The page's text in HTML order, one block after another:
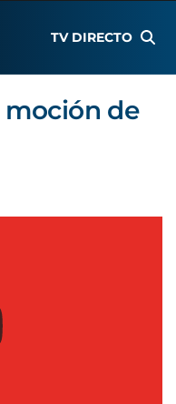
TV DIRECTO
moción de